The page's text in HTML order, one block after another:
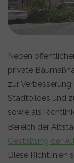
Neben
private
zur
Stadtbildes und
sowie als
Bereich der
Gestaltung der
Diese Richtlinien